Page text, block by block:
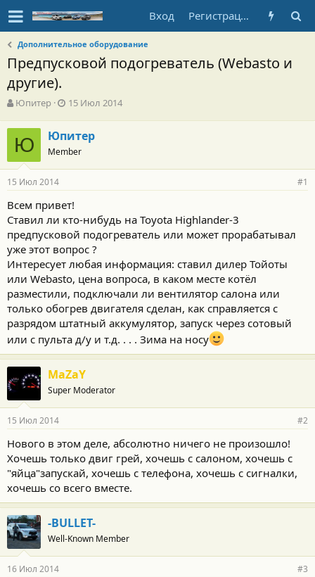
Вход Регистрация
Дополнительное оборудование
Предпусковой подогреватель (Webasto и
другие).
А
т
о
р
т
е
м
ы
Юпитер
Д
а
н
а
л
а
15 Июл 2014
Ю Юпитер
Member
15 Июл 2014 #1
Всем привет!
Ставил ли кто-нибудь на Toyota Highlander-3
предпусковой подогреватель или может прорабатывал
уже этот вопрос ?
Интересует любая информация: ставил дилер Тойоты
или Webasto, цена вопроса, в каком месте котёл
разместили, подключали ли вентилятор салона или
только обогрев двигателя сделан, как справляется с
разрядом штатный аккумулятор, запуск через сотовый
или с пульта д/у и т.д. . . . Зима на носу
MaZaY
Super Moderator
15 Июл 2014 #2
Нового в этом деле, абсолютно ничего не произошло!
Хочешь только двиг грей, хочешь с салоном, хочешь с
"яйца"запускай, хочешь с телефона, хочешь с сигналки,
хочешь со всего вместе.
-BULLET-
Well-Known Member
16 Июл 2014 #3